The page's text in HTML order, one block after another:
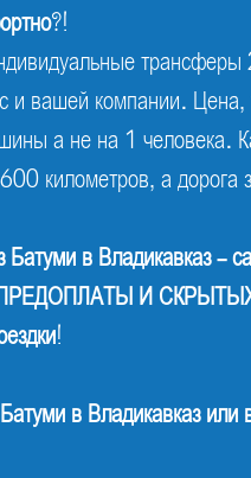
?!
и вашей компании. Цена,
а не на 1 человека.
километров, а
в Владикавказ -
ПРЕДОПЛАТЫ И
!
в Владикавказ или